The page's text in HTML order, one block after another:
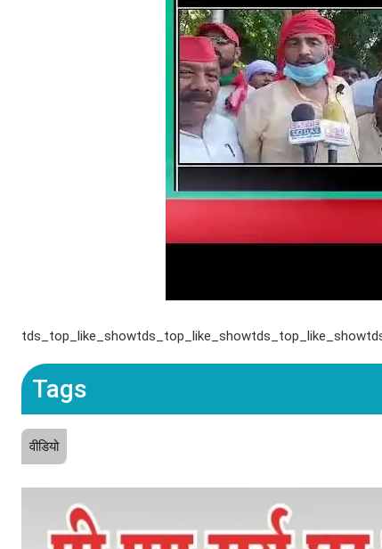
Tags
वीडियो